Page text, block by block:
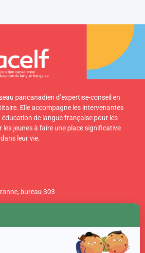
pancanadien d’expertise-conseil en
Elle accompagne les intervenantes
de langue française pour les
les jeunes à faire une place significative
leur vie.
bureau 303
4661